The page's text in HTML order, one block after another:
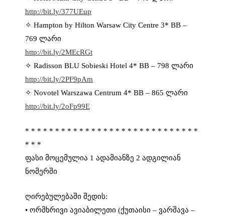
http://bit.ly/377UEup
✧ Hampton by Hilton Warsaw City Centre 3* BB –
769 ლარი
http://bit.ly/2MEcRGt
✧ Radisson BLU Sobieski Hotel 4* BB – 798 ლარი
http://bit.ly/2PF9pAm
✧ Novotel Warszawa Centrum 4* BB – 865 ლარი
http://bit.ly/2oFp99E
* * * * * * * * * * * * * * * * * * * * * * * * * * * * *
* * *
ფასი მოცემულია 1 ადამიანზე 2 ადგილიან
ნომერში
ღირებულებაში შედის:
• ორმხრივი ავიაბილეთი (ქუთაისი – ვარშავა –